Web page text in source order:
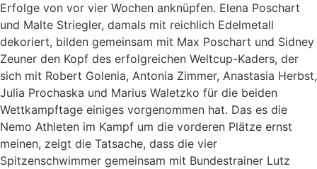
Erfolge von vor vier Wochen anknüpfen. Elena Poschart
und Malte Striegler, damals mit reichlich Edelmetall
dekoriert, bilden gemeinsam mit Max Poschart und Sidney
Zeuner den Kopf des erfolgreichen Weltcup-Kaders, der
sich mit Robert Golenia, Antonia Zimmer, Anastasia Herbst,
Julia Prochaska und Marius Waletzko für die beiden
Wettkampftage einiges vorgenommen hat. Das es die
Nemo Athleten im Kampf um die vorderen Plätze ernst
meinen, zeigt die Tatsache, dass die vier
Spitzenschwimmer gemeinsam mit Bundestrainer Lutz